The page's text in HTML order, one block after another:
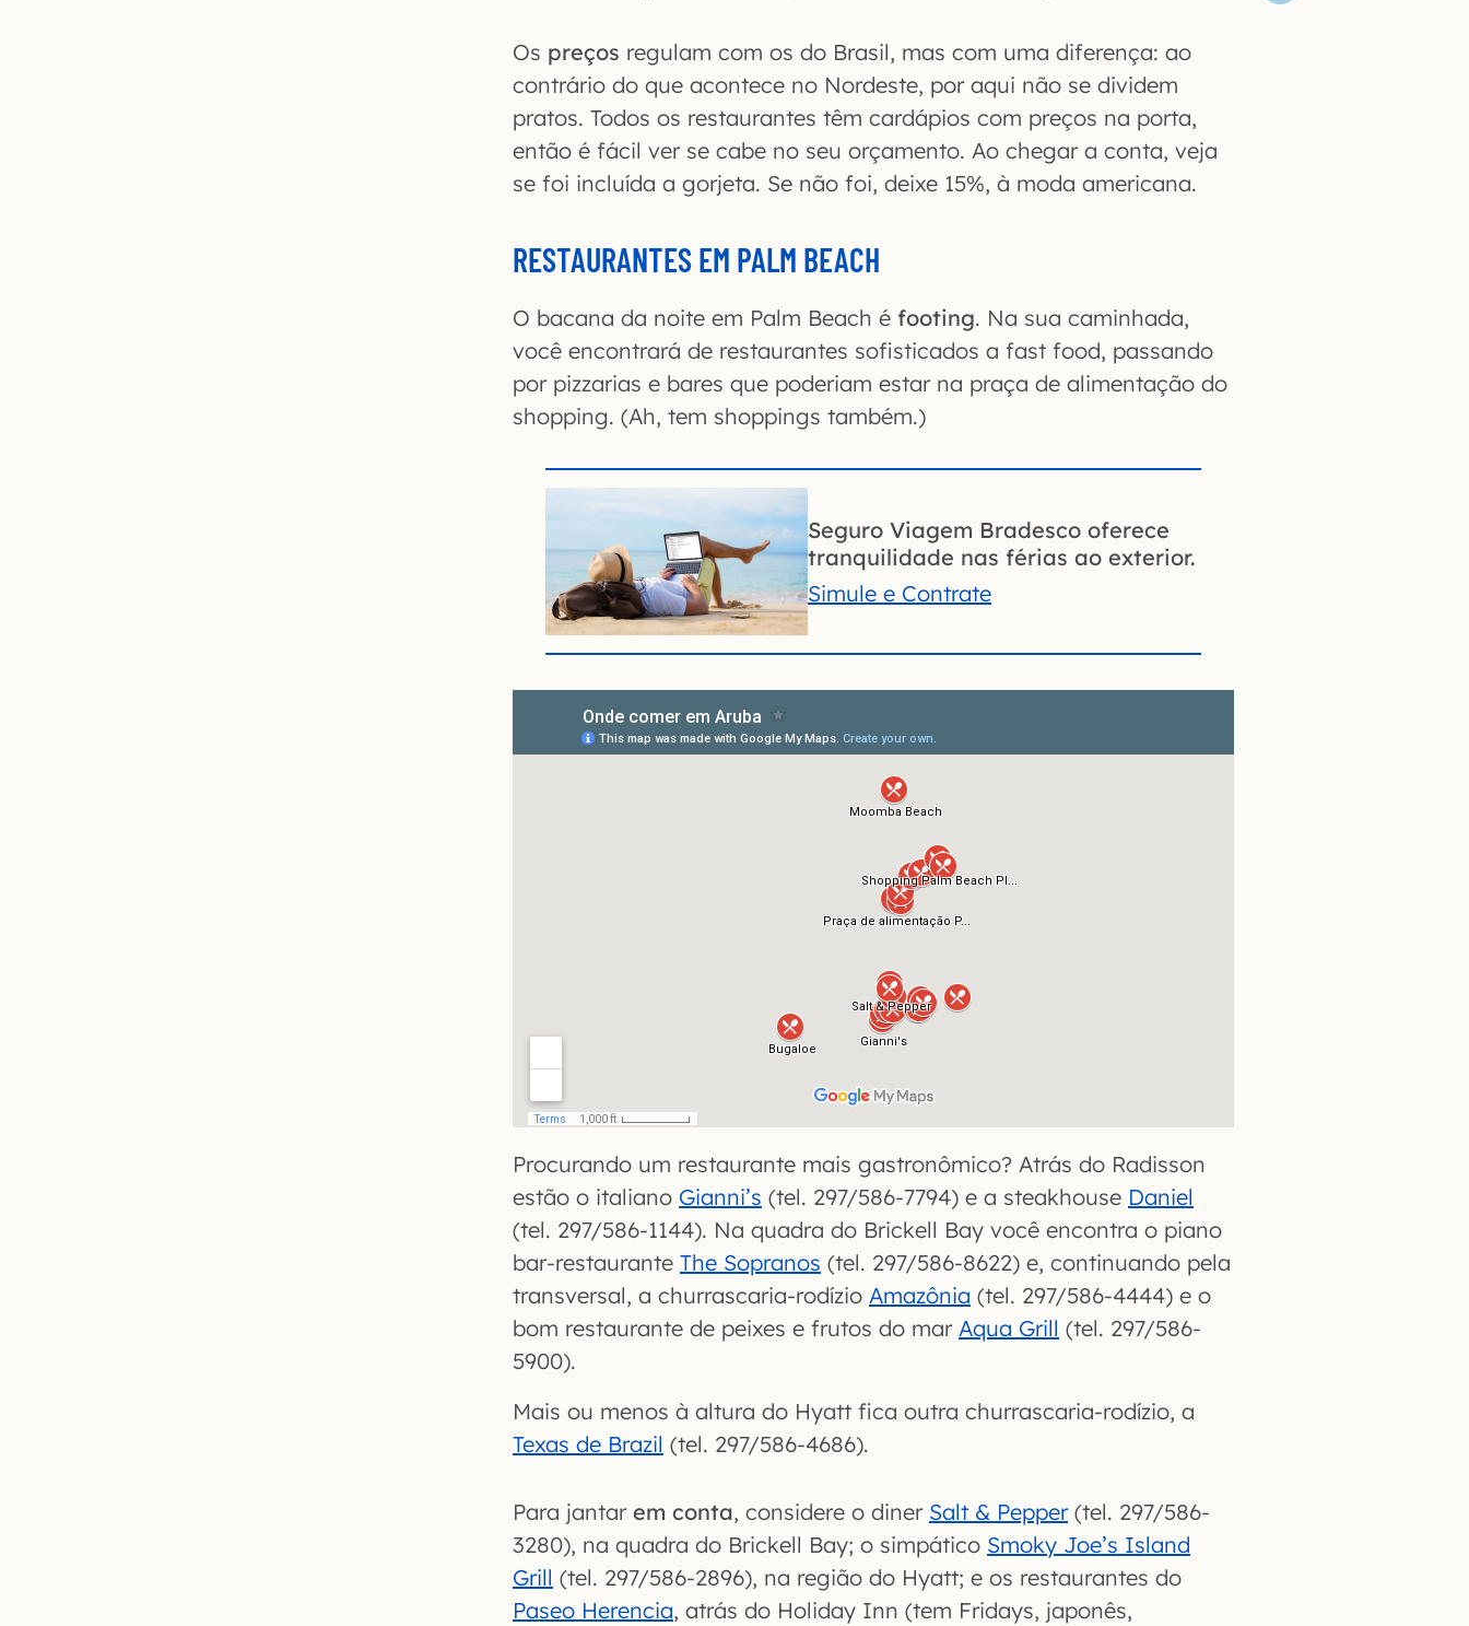
Os preços regulam com os do Brasil, mas com uma diferença: ao
contrário do que acontece no Nordeste, por aqui não se dividem
pratos. Todos os restaurantes têm cardápios com preços na porta,
então é fácil ver se cabe no seu orçamento. Ao chegar a conta, veja
se foi incluída a gorjeta. Se não foi, deixe 15%, à moda americana.
RESTAURANTES EM PALM BEACH
O bacana da noite em Palm Beach é footing. Na sua caminhada,
você encontrará de restaurantes sofisticados a fast food, passando
por pizzarias e bares que poderiam estar na praça de alimentação do
shopping. (Ah, tem shoppings também.)
Seguro Viagem Bradesco oferece
tranquilidade nas férias ao exterior.
Simule e Contrate
Procurando um restaurante mais gastronômico? Atrás do Radisson
estão o italiano Gianni’s (tel. 297/586-7794) e a steakhouse Daniel
(tel. 297/586-1144). Na quadra do Brickell Bay você encontra o piano
bar-restaurante The Sopranos (tel. 297/586-8622) e, continuando pela
transversal, a churrascaria-rodízio Amazônia (tel. 297/586-4444) e o
bom restaurante de peixes e frutos do mar Aqua Grill (tel. 297/586-
5900).
Mais ou menos à altura do Hyatt fica outra churrascaria-rodízio, a
Texas de Brazil (tel. 297/586-4686).
Para jantar em conta, considere o diner Salt & Pepper(tel. 297/586-
3280), na quadra do Brickell Bay; o simpático Smoky Joe’s Island
Grill (tel. 297/586-2896), na região do Hyatt; e os restaurantes do
Paseo Herencia, atrás do Holiday Inn (tem Fridays, japonês,